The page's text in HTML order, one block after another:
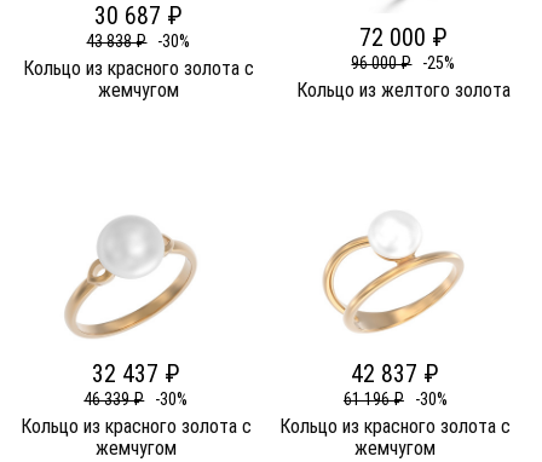
30 687 ₽
43 838 ₽ -30%
Кольцо из красного золота c
жемчугом
72 000 ₽
96 000 ₽ -25%
Кольцо из желтого золота
32 437 ₽
46 339 ₽ -30%
Кольцо из красного золота c
жемчугом
42 837 ₽
61 196 ₽ -30%
Кольцо из красного золота c
жемчугом